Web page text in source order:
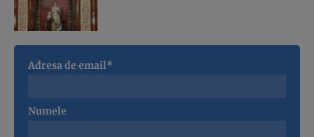
Adresa de email*
Numele